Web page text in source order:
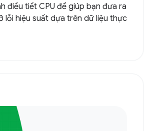
điều tiết CPU để giúp bạn đưa ra
lỗi hiệu suất dựa trên dữ liệu thực